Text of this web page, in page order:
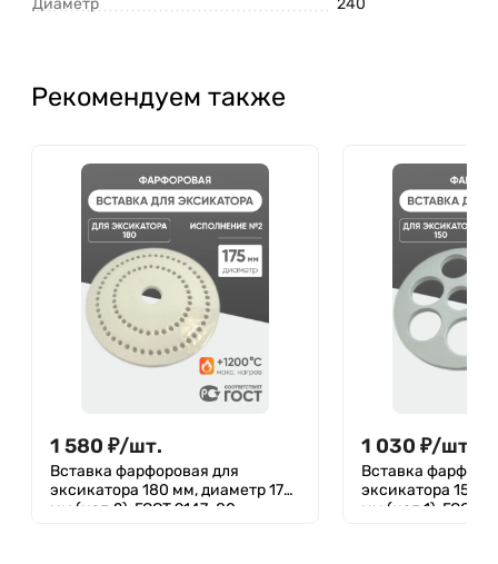
Рекомендуем также
1 580 ₽/шт.
Вставка фарфоровая для
эксикатора 180 мм, диаметр 175
мм (исп.2), ГОСТ 9147-80
1 030 ₽/шт.
Вставка
эксикатора 150
мм (исп.1), ГОСТ